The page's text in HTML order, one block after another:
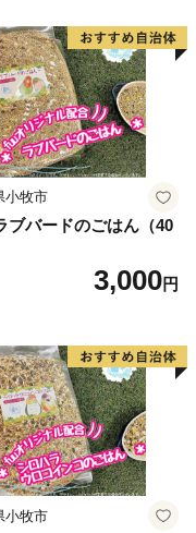
小牧市
ブバードのごはん（40
3,000円
小牧市